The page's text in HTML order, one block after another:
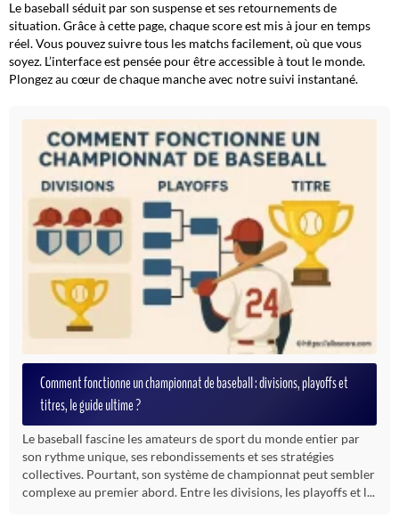
Le baseball séduit par son suspense et ses retournements de
situation. Grâce à cette page, chaque score est mis à jour en temps
réel. Vous pouvez suivre tous les matchs facilement, où que vous
soyez. L’interface est pensée pour être accessible à tout le monde.
Plongez au cœur de chaque manche avec notre suivi instantané.
Comment fonctionne un championnat de baseball : divisions, playoffs et
titres, le guide ultime ?
Le baseball fascine les amateurs de sport du monde entier par
son rythme unique, ses rebondissements et ses stratégies
collectives. Pourtant, son système de championnat peut sembler
complexe au premier abord. Entre les divisions, les playoffs et l...